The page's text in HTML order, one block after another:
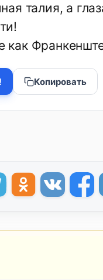
талия, а
Копировать